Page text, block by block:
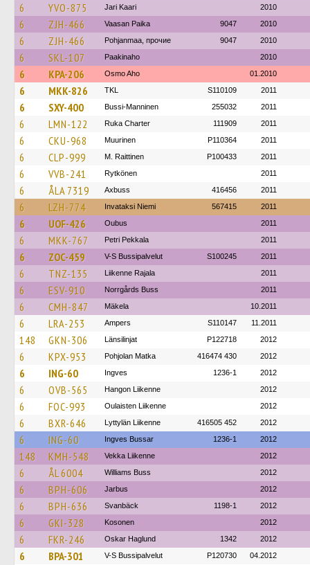
6 YVO-875 Jari Kaari 2010
6 ZJH-466 Vaasan Paika 9047 2010
6 ZJH-466 Pohjanmaa, прочие 9047 2010
6 SKL-107 Paakinaho 2010
6 KPA-206 Osmo Aho 01.2010
6 MKK-826 TKL S110109 2011
6 SXY-400 Bussi-Manninen 255032 2011
6 LMN-122 Ruka Charter 111909 2011
6 CKU-968 Muurinen P110364 2011
6 CLP-999 M. Raittinen P100433 2011
6 VVB-241 Rytkönen 2011
6 ÅLA 7319 Axbuss 416456 2011
6 LZH-774 Invataksi Niemi 567415 2011
6 UOF-426 Oubus 2011
6 MKK-767 Petri Pekkala 2011
6 ZOC-459 V-S Bussipalvelut S100245 2011
6 TNZ-135 Liikenne Rajala 2011
6 ESV-910 Norrgårds Buss 2011
6 CMH-847 Mäkela 10.2011
6 LRA-253 Ampers S110147 11.2011
148 GKN-306 Länsilinjat P122718 2012
6 KPX-953 Pohjolan Matka 416474 430 2012
6 ING-60 Ingves 1236-1 2012
6 OVB-565 Hangon Liikenne 2012
6 FOC-993 Oulaisten Liikenne 2012
6 BXR-646 Lyttylän Liikenne 416505 452 2012
6 ING-60 Ingves Bussar 1236-1 2012
148 KMH-548 Vekka Liikenne 2012
6 ÅL 6004 Williams Buss 2012
6 BPH-606 Jarbus 2012
6 BPH-636 Svanbäck 1198-1 2012
6 GKI-328 Kosonen 2012
6 FKR-246 Oskar Haglund 1342 2012
6 BPA-301 V-S Bussipalvelut P120730 04.2012